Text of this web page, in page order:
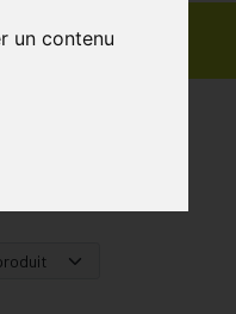
un contenu
Marques